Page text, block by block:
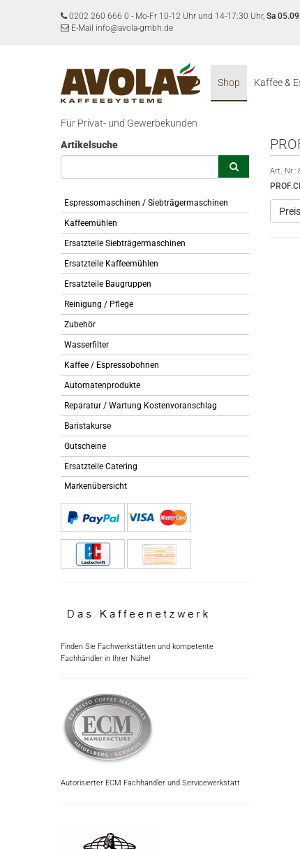
0202 260 666 0 - Mo-Fr 10-12 Uhr und 14-17:30 Uhr, Sa
E-Mail info@avola-gmbh.de
Shop Kaffee &
Für Privat- und Gewerbekunden
Artikelsuche
Espressomaschinen / Siebträgermaschinen
Kaffeemühlen
Ersatzteile Siebträgermaschinen
Ersatzteile Kaffeemühlen
Ersatzteile Baugruppen
Reinigung / Pflege
Zubehör
Wasserfilter
Kaffee / Espressobohnen
Automatenprodukte
Reparatur / Wartung Kostenvoranschlag
Baristakurse
Gutscheine
Ersatzteile Catering
Markenübersicht
Finden Sie Fachwerkstätten und kompetente
Fachhändler in Ihrer Nähe!
Autorisierter ECM Fachhändler und Servicewerkstatt
Art.-Nr.: